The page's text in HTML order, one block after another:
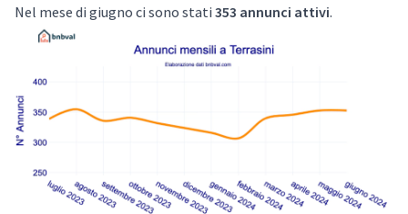
Nel mese di giugno ci sono stati 353 annunci attivi.